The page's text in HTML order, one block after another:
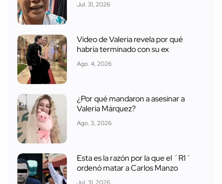
Jul. 31, 2026
Video de Valeria revela por qué
habría terminado con su ex
Ago. 4, 2026
¿Por qué mandaron a asesinar a
Valeria Márquez?
Ago. 3, 2026
Esta es la razón por la que el ´R1´
ordenó matar a Carlos Manzo